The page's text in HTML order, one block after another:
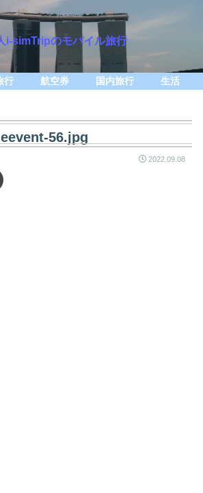
i-simTripのモバイル旅行
行 航空券 国内旅行 生活
56.jpg
2022.09.08